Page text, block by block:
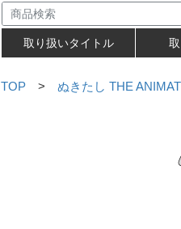
取り扱いタイトル
TOP > ぬきたし THE